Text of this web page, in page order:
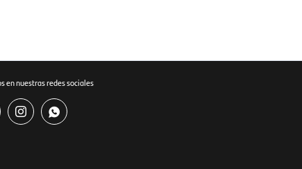
en nuestras redes sociales
 